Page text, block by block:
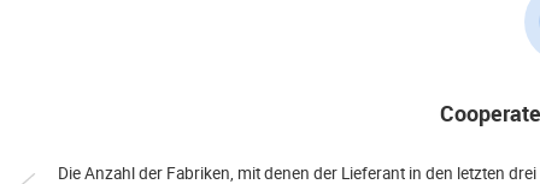
Die Anzahl der Fabriken, mit denen der Lieferant in den letzten